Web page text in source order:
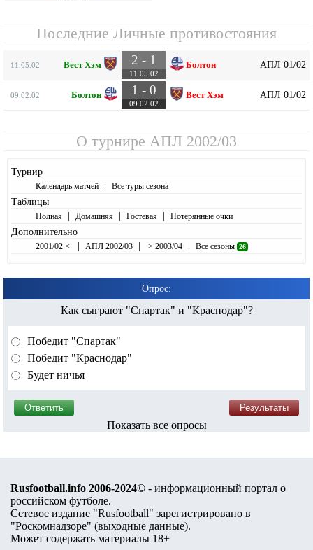
Последние Личные противостояния
11.05.02 Вест Хэм 2 - 1
11.05.02
Болтон АПЛ 01/02
09.02.02 Болтон 1 - 0
09.02.02
Вест Хэм АПЛ 01/02
О турнире АПЛ 2002/03
Турнир
Календарь матчей | Все туры сезона
Таблицы
Полная | Домашняя | Гостевая | Потерянные очки
Дополнительно
2001/02 < | АПЛ 2002/03 | > 2003/04 | Все сезоны 26
Опрос:
Как сыграют "Спартак" и "Краснодар"?
Победит "Спартак"
Победит "Краснодар"
Будет ничья
Показать все опросы
Rusfootball.info 2006-2024© - информационный портал о
российском футболе.
Сетевое издание "Rusfootball" зарегистрировано в
"Роскомнадзоре" (выходные данные).
Может содержать материалы 18+